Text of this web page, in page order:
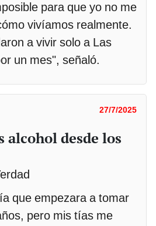
para que yo no me
vivíamos realmente.
a vivir solo a Las
un mes", señaló.
27/7/2025
alcohol desde los
que empezara a tomar
pero mis tías me